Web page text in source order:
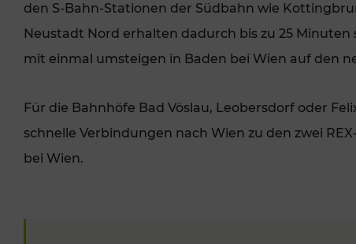
den S-Bahn-Stationen der Südbahn wie
Neustadt Nord erhalten dadurch bis zu 25
mit einmal umsteigen in Baden bei Wien auf den
Für die Bahnhöfe Bad Vöslau, Leobersdorf oder
schnelle Verbindungen nach Wien zu den zwei
bei Wien.